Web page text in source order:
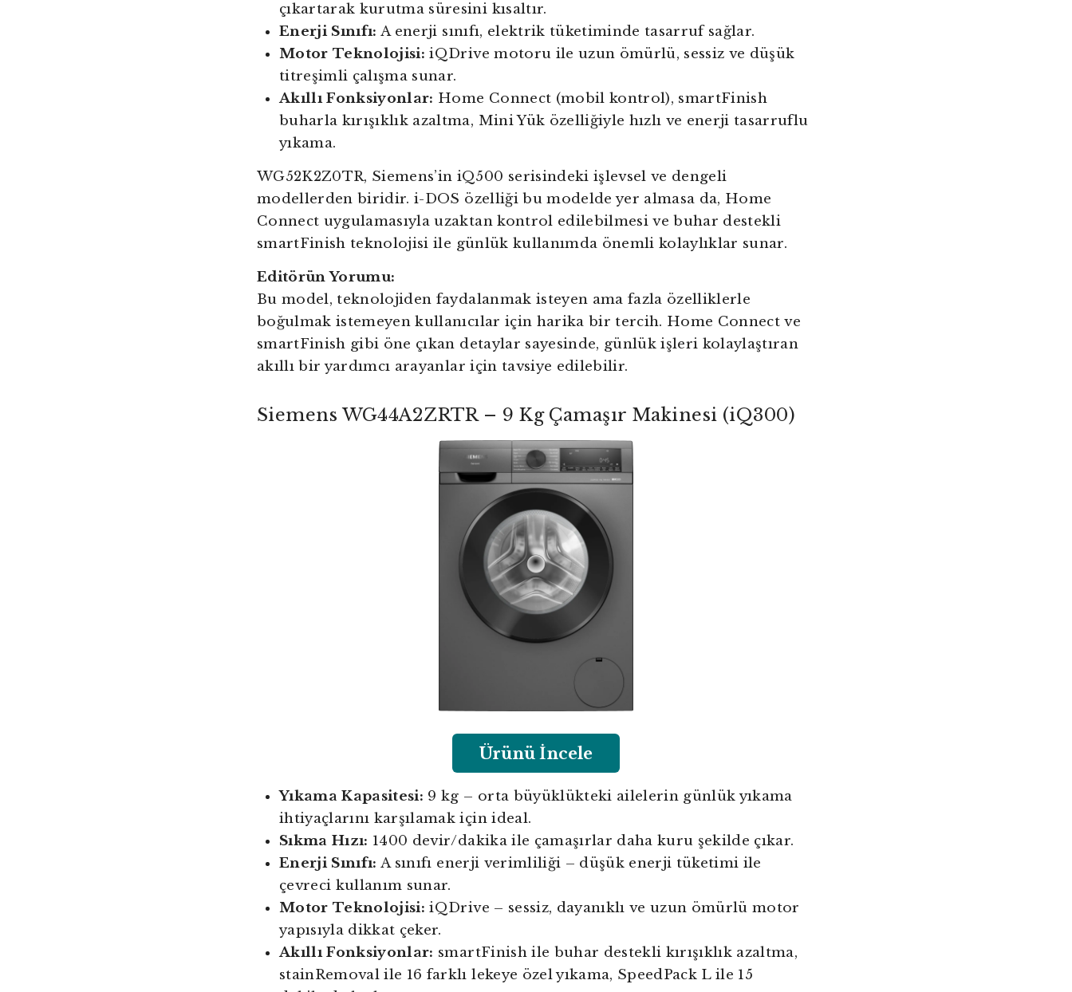
çıkartarak kurutma süresini kısaltır.
Enerji Sınıfı: A enerji sınıfı, elektrik tüketiminde tasarruf sağlar.
Motor Teknolojisi: iQDrive motoru ile uzun ömürlü, sessiz ve düşük
titreşimli çalışma sunar.
Akıllı Fonksiyonlar: Home Connect (mobil kontrol), smartFinish
buharla kırışıklık azaltma, Mini Yük özelliğiyle hızlı ve enerji tasarruflu
yıkama.
WG52K2Z0TR, Siemens’in iQ500 serisindeki işlevsel ve dengeli
modellerden biridir. i-DOS özelliği bu modelde yer almasa da, Home
Connect uygulamasıyla uzaktan kontrol edilebilmesi ve buhar destekli
smartFinish teknolojisi ile günlük kullanımda önemli kolaylıklar sunar.
Editörün Yorumu:
Bu model, teknolojiden faydalanmak isteyen ama fazla özelliklerle
boğulmak istemeyen kullanıcılar için harika bir tercih. Home Connect ve
smartFinish gibi öne çıkan detaylar sayesinde, günlük işleri kolaylaştıran
akıllı bir yardımcı arayanlar için tavsiye edilebilir.
Siemens WG44A2ZRTR – 9 Kg Çamaşır Makinesi (iQ300)
Ürünü İncele
Yıkama Kapasitesi: 9 kg – orta büyüklükteki ailelerin günlük yıkama
ihtiyaçlarını karşılamak için ideal.
Sıkma Hızı: 1400 devir/dakika ile çamaşırlar daha kuru şekilde çıkar.
Enerji Sınıfı: A sınıfı enerji verimliliği – düşük enerji tüketimi ile
çevreci kullanım sunar.
Motor Teknolojisi: iQDrive – sessiz, dayanıklı ve uzun ömürlü motor
yapısıyla dikkat çeker.
Akıllı Fonksiyonlar: smartFinish ile buhar destekli kırışıklık azaltma,
stainRemoval ile 16 farklı lekeye özel yıkama, SpeedPack L ile 15